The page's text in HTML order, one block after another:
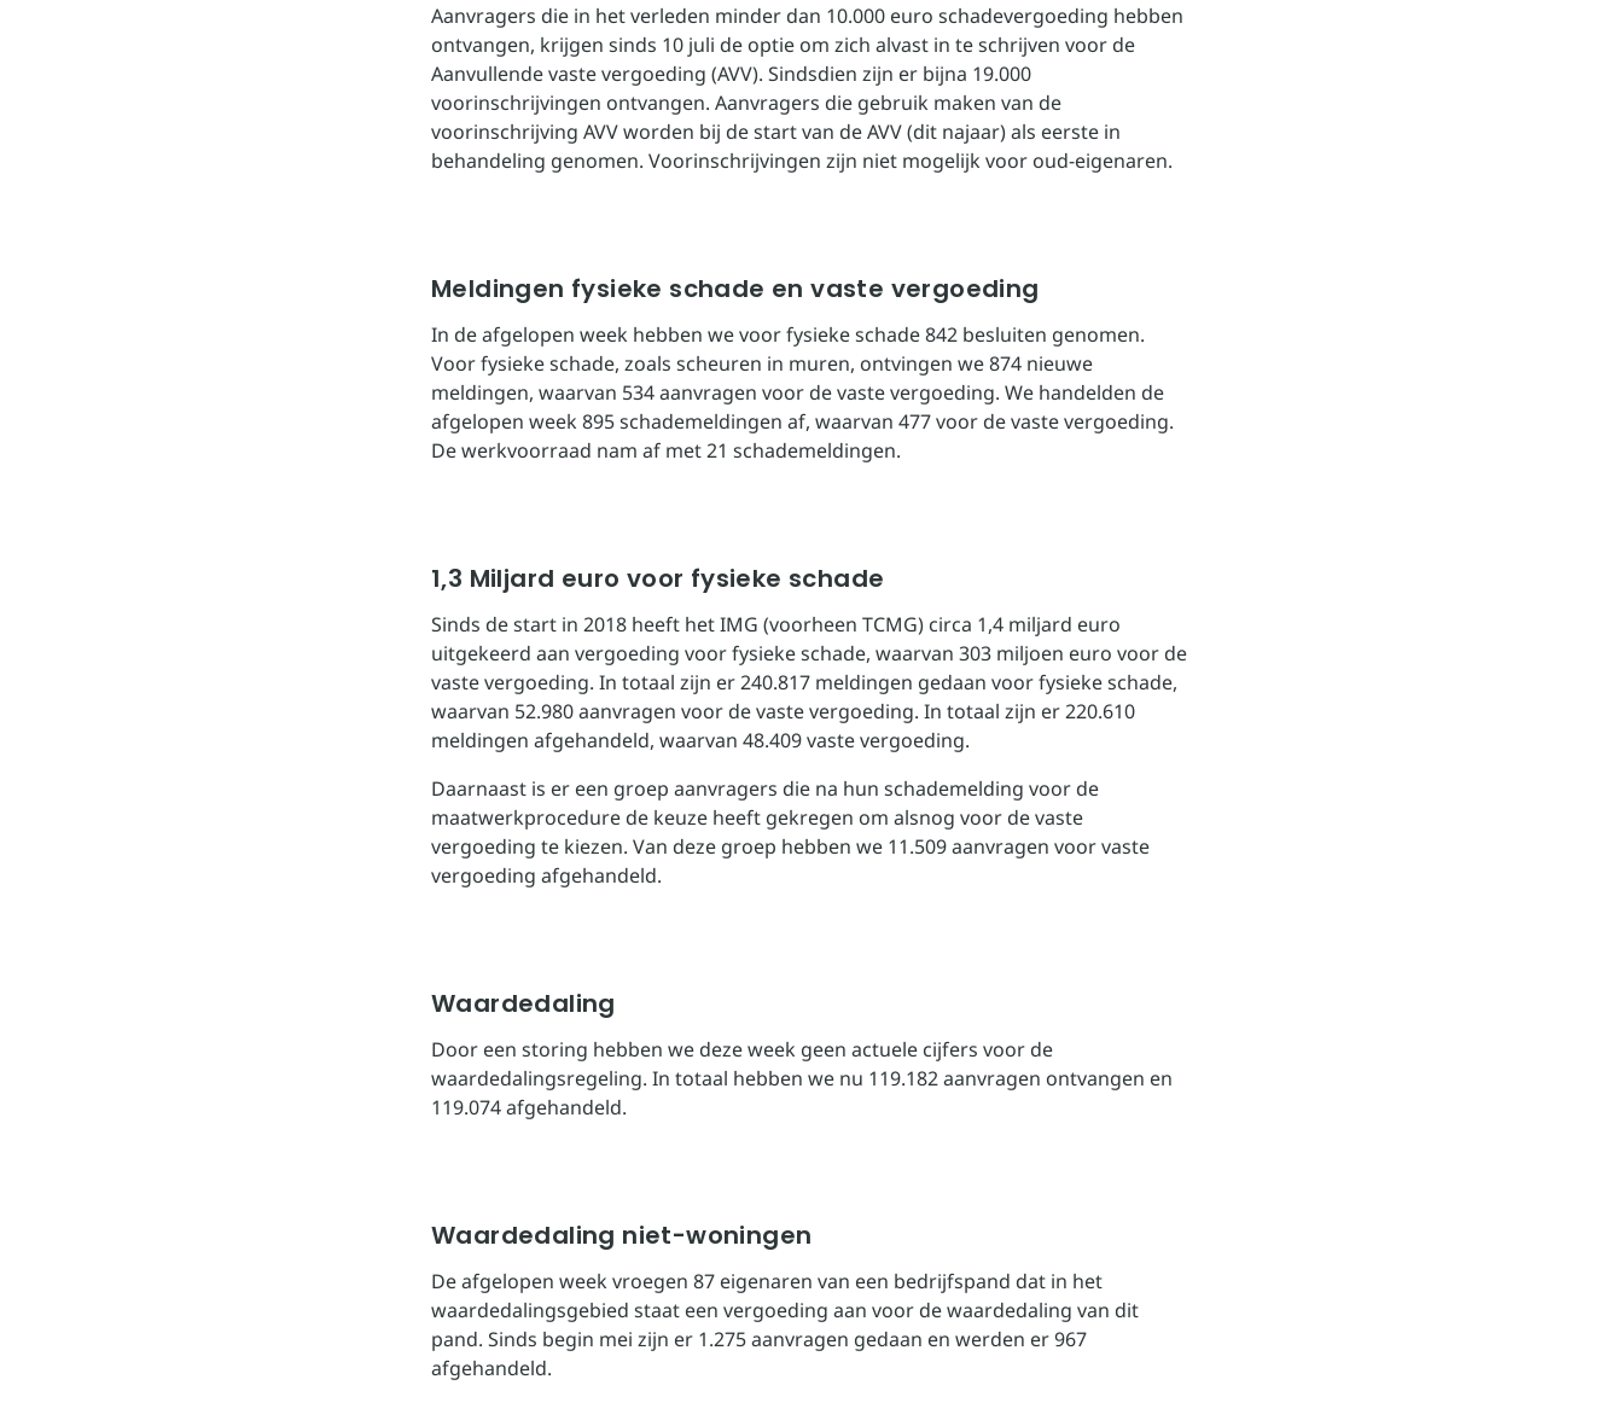
Aanvragers die in het verleden minder dan 10.000 euro schadevergoeding hebben
ontvangen, krijgen sinds 10 juli de optie om zich alvast in te schrijven voor de
Aanvullende vaste vergoeding (AVV). Sindsdien zijn er bijna 19.000
voorinschrijvingen ontvangen. Aanvragers die gebruik maken van de
voorinschrijving AVV worden bij de start van de AVV (dit najaar) als eerste in
behandeling genomen. Voorinschrijvingen zijn niet mogelijk voor oud-eigenaren.
Meldingen fysieke schade en vaste vergoeding
In de afgelopen week hebben we voor fysieke schade 842 besluiten genomen.
Voor fysieke schade, zoals scheuren in muren, ontvingen we 874 nieuwe
meldingen, waarvan 534 aanvragen voor de vaste vergoeding. We handelden de
afgelopen week 895 schademeldingen af, waarvan 477 voor de vaste vergoeding.
De werkvoorraad nam af met 21 schademeldingen.
1,3 Miljard euro voor fysieke schade
Sinds de start in 2018 heeft het IMG (voorheen TCMG) circa 1,4 miljard euro
uitgekeerd aan vergoeding voor fysieke schade, waarvan 303 miljoen euro voor de
vaste vergoeding. In totaal zijn er 240.817 meldingen gedaan voor fysieke schade,
waarvan 52.980 aanvragen voor de vaste vergoeding. In totaal zijn er 220.610
meldingen afgehandeld, waarvan 48.409 vaste vergoeding.
Daarnaast is er een groep aanvragers die na hun schademelding voor de
maatwerkprocedure de keuze heeft gekregen om alsnog voor de vaste
vergoeding te kiezen. Van deze groep hebben we 11.509 aanvragen voor vaste
vergoeding afgehandeld.
Waardedaling
Door een storing hebben we deze week geen actuele cijfers voor de
waardedalingsregeling. In totaal hebben we nu 119.182 aanvragen ontvangen en
119.074 afgehandeld.
Waardedaling niet-woningen
De afgelopen week vroegen 87 eigenaren van een bedrijfspand dat in het
waardedalingsgebied staat een vergoeding aan voor de waardedaling van dit
pand. Sinds begin mei zijn er 1.275 aanvragen gedaan en werden er 967
afgehandeld.